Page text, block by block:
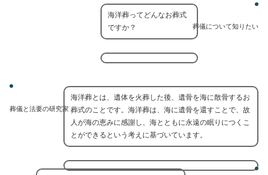
葬儀について知りたい
海洋葬ってどんなお葬式
ですか？
葬儀と法要の研究家
海洋葬とは、遺体を火葬した後、遺骨を海に散骨するお
葬式のことです。海洋葬は、海に遺骨を還すことで、故
人が海の恵みに感謝し、海とともに永遠の眠りにつくこ
とができるという考えに基づいています。